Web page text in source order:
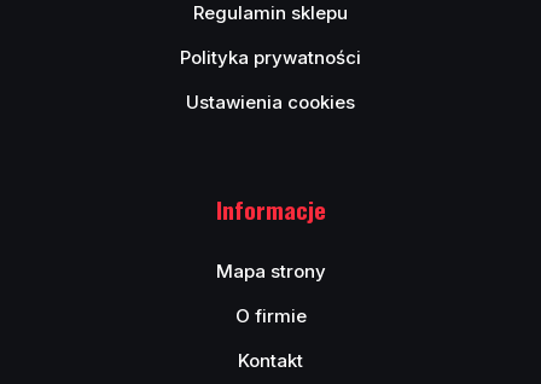
Regulamin sklepu
Polityka prywatności
Ustawienia cookies
Informacje
Mapa strony
O firmie
Kontakt